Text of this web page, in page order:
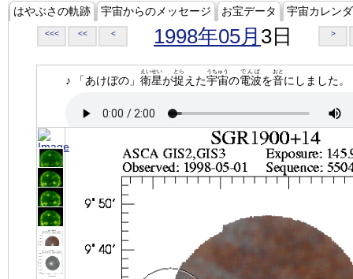
はやぶさの軌跡 宇宙からのメッセージ お宝データ 宇宙カレン
<<< << < 1998年05月 3日 >
♪ 「あけぼの」 衛星
えいせい
が捉
とら
えた宇宙
うちゅう
の電波
でんぱ
を音
おと
にしました。